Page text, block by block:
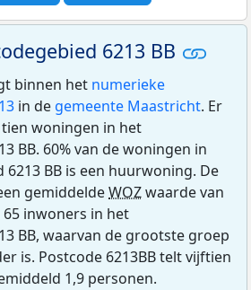
6213 BB
binnen het numerieke
in de gemeente Maastricht. Er
woningen in het
BB. 60% van de woningen in
BB is een huurwoning. De
gemiddeldeWOZwaarde van
65 inwoners in het
BB, waarvan de grootste groep
is. Postcode 6213BB telt vijftien
1,9 personen.